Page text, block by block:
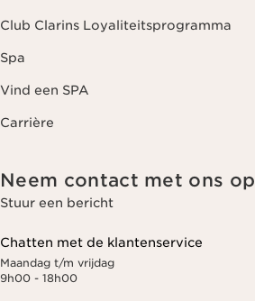
Club Clarins Loyaliteitsprogramma
Spa
Vind een SPA
Carrière
Neem contact met ons op
Stuur een bericht
Chatten met de klantenservice
Maandag t/m vrijdag
9h00 - 18h00